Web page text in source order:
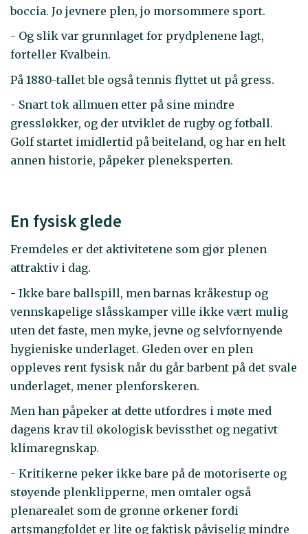
boccia. Jo jevnere plen, jo morsommere sport.
- Og slik var grunnlaget for prydplenene lagt,
forteller Kvalbein.
På 1880-tallet ble også tennis flyttet ut på gress.
- Snart tok allmuen etter på sine mindre
gressløkker, og der utviklet de rugby og fotball.
Golf startet imidlertid på beiteland, og har en helt
annen historie, påpeker pleneksperten.
En fysisk glede
Fremdeles er det aktivitetene som gjør plenen
attraktiv i dag.
- Ikke bare ballspill, men barnas kråkestup og
vennskapelige slåsskamper ville ikke vært mulig
uten det faste, men myke, jevne og selvfornyende
hygieniske underlaget. Gleden over en plen
oppleves rent fysisk når du går barbent på det svale
underlaget, mener plenforskeren.
Men han påpeker at dette utfordres i møte med
dagens krav til økologisk bevissthet og negativt
klimaregnskap.
- Kritikerne peker ikke bare på de motoriserte og
støyende plenklipperne, men omtaler også
plenarealet som de grønne ørkener fordi
artsmangfoldet er lite og faktisk påviselig mindre